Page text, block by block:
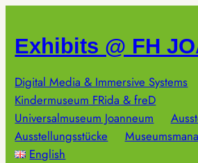
springen
Exhibits @ FH
Digital Media & Immersive Systems
Kindermuseum FRida & freD
Universalmuseum Joanneum
Ausstellungsstücke
English